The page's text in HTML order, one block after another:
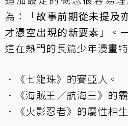
為：「故事前期從未提及
才憑空出現的新要素 」。
這在熱門的長篇少年漫畫
．《七龍珠》的賽亞人。
．《海賊王／航海王》的
．《火影忍者》的屬性相